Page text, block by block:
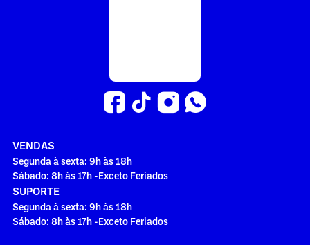
VENDAS
Segunda à sexta: 9h às 18h
Sábado: 8h às 17h -Exceto Feriados
SUPORTE
Segunda à sexta: 9h às 18h
Sábado: 8h às 17h -Exceto Feriados